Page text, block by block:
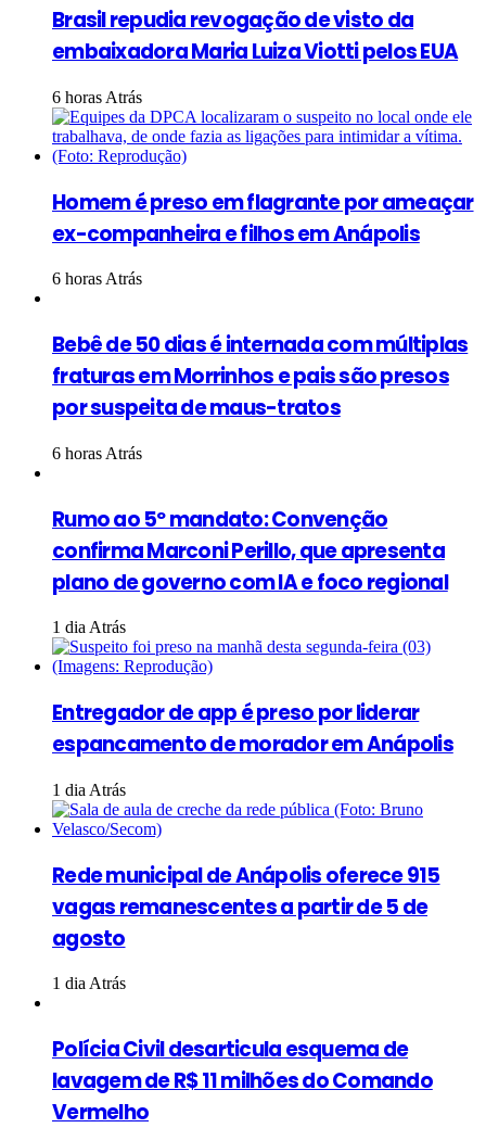
Brasil repudia revogação de visto da
embaixadora Maria Luiza Viotti pelos EUA
6 horas Atrás
Homem é preso em flagrante por ameaçar
ex-companheira e filhos em Anápolis
6 horas Atrás
Bebê de 50 dias é internada com múltiplas
fraturas em Morrinhos e pais são presos
por suspeita de maus-tratos
6 horas Atrás
Rumo ao 5º mandato: Convenção
confirma Marconi Perillo, que apresenta
plano de governo com IA e foco regional
1 dia Atrás
Entregador de app é preso por liderar
espancamento de morador em Anápolis
1 dia Atrás
Rede municipal de Anápolis oferece 915
vagas remanescentes a partir de 5 de
agosto
1 dia Atrás
Polícia Civil desarticula esquema de
lavagem de R$ 11 milhões do Comando
Vermelho